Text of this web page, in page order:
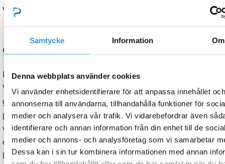
Samtycke Information Om
Denna webbplats använder cookies
Vi använder enhetsidentifierare för att anpassa innehållet och
annonserna till användarna, tillhandahålla funktioner för
medier och analysera vår trafik. Vi vidarebefordrar även
identifierare och annan information från din enhet till de
medier och annons- och analysföretag som vi samarbetar
Dessa kan i sin tur kombinera informationen med annan
värmeförlust.
CE-märkta och testade spabad
I linje med sin strävan efter kvalitet och säkerhet har
Viskan Spa genomgått omfattande tester och
godkännanden för den europeiska marknaden. Deras
produkter är CE-märkta, vilket innebär att de uppfyller alla
väsentliga krav i EU:s EMC-direktiv (2014/30/EU) för
elektromagnetisk kompatibilitet. Detta inkluderar strikta
krav på säkerhet, hälsa, och miljöskydd. Tester utförda vid